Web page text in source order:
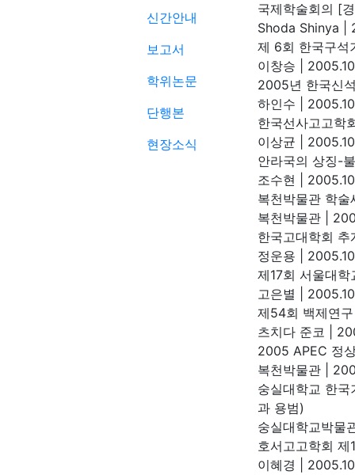
신간안내
보고서
학위논문
단행본
현장소식
국제학술회의 [
Shoda Shinya
제 6회 한국구석
이창승
2005년 한국신
하인수
한국선사고고학
이상균
안라국의 상징-
조수현
복천박물관 학술
복천박물관
한국고대학회 추
정운용
제17회 서울대
고은별
제54회 백제연
츠치다 준코
2005 APEC 정
복천박물관
숭실대학교 한
과 용범)
숭실대학교박물
호서고고학회
이혜경